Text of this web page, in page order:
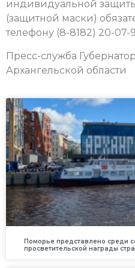
индивидуальной
(защитной маски)
телефону (8-8182) 20-07-
Пресс-служба
Архангельской области
Поморье представлено среди
просветительской награды